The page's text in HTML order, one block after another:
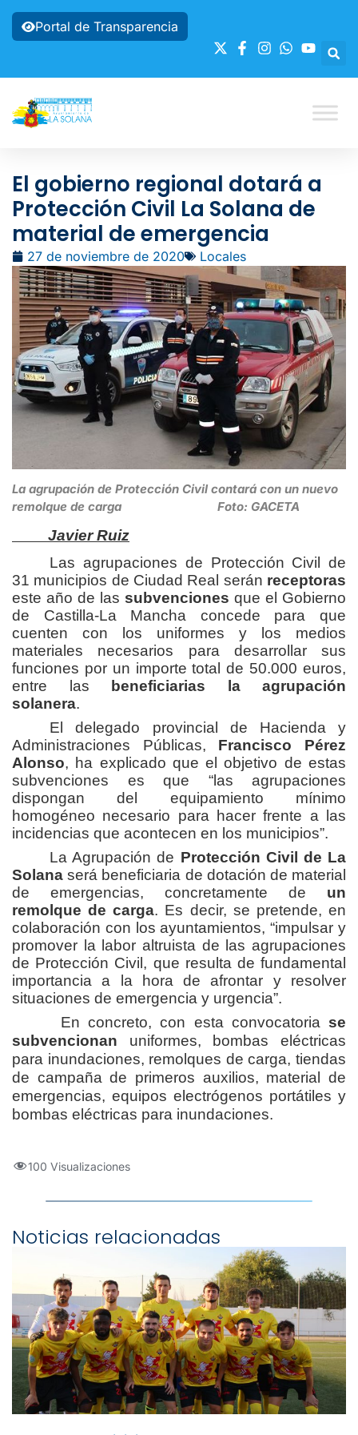
Portal de Transparencia
El gobierno regional dotará a
Protección Civil La Solana de
material de emergencia
27 de noviembre de 2020 Locales
La agrupación de Protección Civil contará con un nuevo
remolque de carga Foto: GACETA
Javier Ruiz
Las agrupaciones de Protección Civil de
31 municipios de Ciudad Real serán receptoras
este año de lassubvenciones que el Gobierno
de Castilla-La Mancha concede para que
cuenten con los uniformes y los medios
materiales necesarios para desarrollar sus
funciones por un importe total de 50.000 euros,
entre las
beneficiarias la agrupación
solanera.
El delegado provincial de Hacienda y
Administraciones Públicas, Francisco Pérez
Alonso, ha explicado que el objetivo de estas
subvenciones es que “las agrupaciones
dispongan del equipamiento mínimo
homogéneo necesario para hacer frente a las
incidencias que acontecen en los municipios”.
La Agrupación de Protección Civil de La
Solana será beneficiaria de dotación de material
de emergencias, concretamente de un
remolque de carga. Es decir, se pretende, en
colaboración con los ayuntamientos, “impulsar y
promover la labor altruista de las agrupaciones
de Protección Civil, que resulta de fundamental
importancia a la hora de afrontar y resolver
situaciones de emergencia y urgencia”.
En concreto, con esta convocatoria se
subvencionan uniformes, bombas eléctricas
para inundaciones, remolques de carga, tiendas
de campaña de primeros auxilios, material de
emergencias, equipos electrógenos portátiles y
bombas eléctricas para inundaciones.
100 Visualizaciones
Noticias relacionadas